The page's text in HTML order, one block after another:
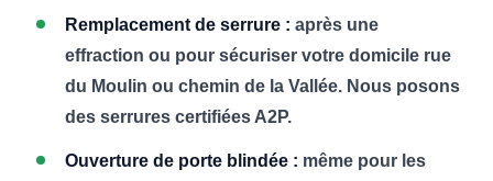
Remplacement de serrure : après une
effraction ou pour sécuriser votre domicile rue
du Moulin ou chemin de la Vallée. Nous posons
des serrures certifiées A2P.
Ouverture de porte blindée : même pour les